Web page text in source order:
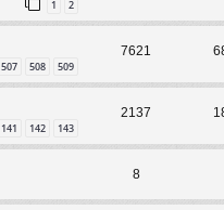
1 2
507 508 509
7621
141 142 143
2137
8